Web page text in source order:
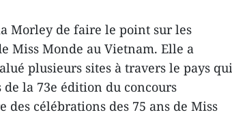
Morley de faire le point sur les
Miss Monde au Vietnam. Elle a
plusieurs sites à travers le pays qui
la 73e édition du concours
célébrations des 75 ans de Miss